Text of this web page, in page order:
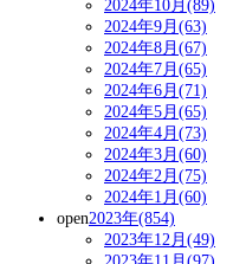
2024年10月(89)
2024年9月(63)
2024年8月(67)
2024年7月(65)
2024年6月(71)
2024年5月(65)
2024年4月(73)
2024年3月(60)
2024年2月(75)
2024年1月(60)
open2023年(854)
2023年12月(49)